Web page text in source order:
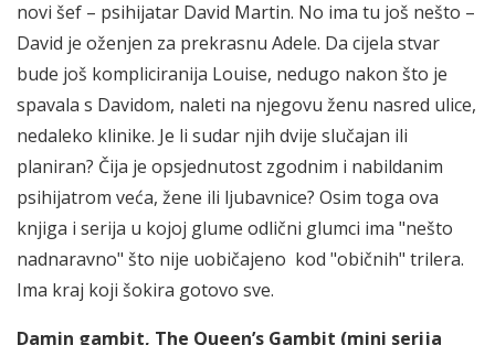
novi šef – psihijatar David Martin. No ima tu još nešto –
David je oženjen za prekrasnu Adele. Da cijela stvar
bude još kompliciranija Louise, nedugo nakon što je
spavala s Davidom, naleti na njegovu ženu nasred ulice,
nedaleko klinike. Je li sudar njih dvije slučajan ili
planiran? Čija je opsjednutost zgodnim i nabildanim
psihijatrom veća, žene ili ljubavnice? Osim toga ova
knjiga i serija u kojoj glume odlični glumci ima "nešto
nadnaravno" što nije uobičajeno kod "običnih" trilera.
Ima kraj koji šokira gotovo sve.
Damin gambit, The Queen’s Gambit (mini serija